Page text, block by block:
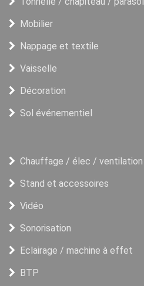
Mobilier
Nappage et textile
Vaisselle
Décoration
Sol événementiel
Chauffage / élec / ventilation
Stand et accessoires
Vidéo
Sonorisation
Eclairage / machine à effet
BTP